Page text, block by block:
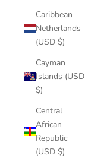
Caribbean
Netherlands
(USD $)
Cayman
Islands (USD
$)
Central
African
Republic
(USD $)